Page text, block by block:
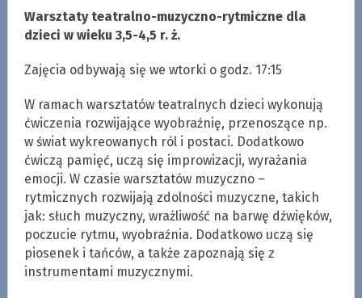
Warsztaty teatralno-muzyczno-rytmiczne dla
dzieci w wieku 3,5-4,5 r. ż.
Zajęcia odbywają się we wtorki o godz. 17:15
W ramach warsztatów teatralnych dzieci wykonują
ćwiczenia rozwijające wyobraźnię, przenoszące np.
w świat wykreowanych ról i postaci. Dodatkowo
ćwiczą pamięć, uczą się improwizacji, wyrażania
emocji. W czasie warsztatów muzyczno –
rytmicznych rozwijają zdolności muzyczne, takich
jak: słuch muzyczny, wrażliwość na barwę dźwięków,
poczucie rytmu, wyobraźnia. Dodatkowo uczą się
piosenek i tańców, a także zapoznają się z
instrumentami muzycznymi.